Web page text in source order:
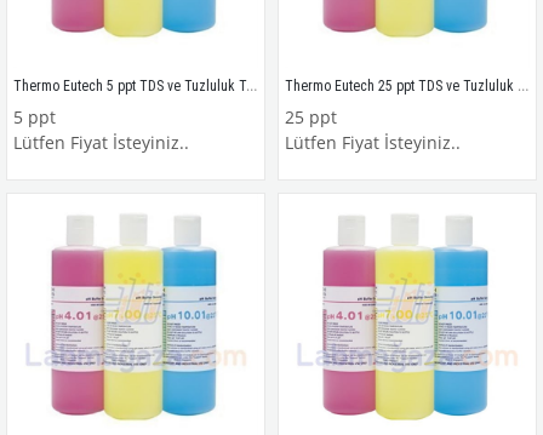
Thermo Eutech 5 ppt TDS ve Tuzluluk Tampon Çözeltisi 3 yıl ömürlü, 480 ml.
5 ppt
Lütfen Fiyat İsteyiniz..
Thermo Eutech 25 ppt TDS ve Tuzluluk Tampon Çözeltisi 3 yıl ömürlü, 480 ml.
25 ppt
Lütfen Fiyat İsteyiniz..